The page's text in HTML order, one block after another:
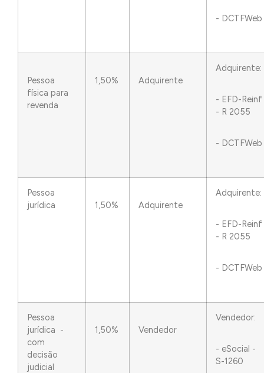
- DCTFWeb
Pessoa
física para
revenda
1,50% Adquirente
Adquirente:
- EFD-Reinf
- R 2055
- DCTFWeb
Pessoa
jurídica
1,50% Adquirente
Adquirente:
- EFD-Reinf
- R 2055
- DCTFWeb
Pessoa
jurídica -
com
decisão
judicial
1,50% Vendedor
Vendedor:
- eSocial -
S-1260